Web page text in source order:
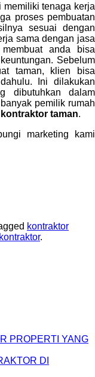
memiliki tenaga kerja
proses pembuatan
sesuai dengan
sama dengan jasa
anda bisa
Sebelum
taman, klien bisa
Ini dilakukan
dibutuhkan dalam
pemilik rumah
kontraktor taman.
marketing kami
kontraktor
.
PROPERTI YANG
DI